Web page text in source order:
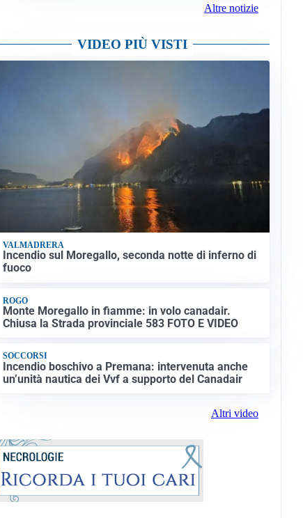
Altre notizie
VIDEO PIÙ VISTI
VALMADRERA
Incendio sul Moregallo, seconda notte di inferno di
fuoco
ROGO
Monte Moregallo in fiamme: in volo canadair.
Chiusa la Strada provinciale 583 FOTO E VIDEO
SOCCORSI
Incendio boschivo a Premana: intervenuta anche
un’unità nautica dei Vvf a supporto del Canadair
Altri video